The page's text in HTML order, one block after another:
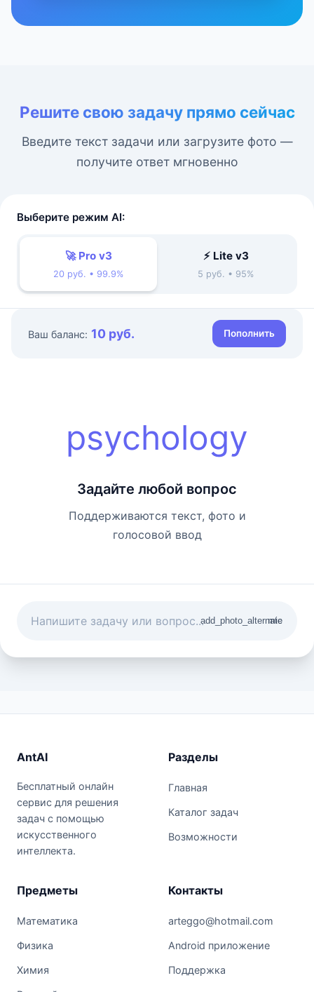
Решите свою задачу прямо сейчас
Введите текст задачи или загрузите фото —
получите ответ мгновенно
Выберите режим AI:
🚀 Pro v3
20 руб. • 99.9%
⚡ Lite v3
5 руб. • 95%
Ваш баланс: 10 руб. Пополнить
psychology
Задайте любой вопрос
Поддерживаются текст, фото и
голосовой ввод
add_photo_alternate
mic
AntAI
Бесплатный онлайн
сервис для решения
задач с помощью
искусственного
интеллекта.
Разделы
Главная
Каталог задач
Возможности
Предметы
Математика
Физика
Химия
Контакты
arteggo@hotmail.com
Android приложение
Поддержка